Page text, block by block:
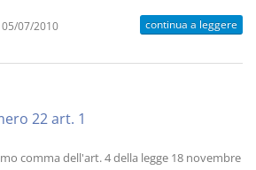
05/07/2010 continua a leggere
22 art. 1
comma dell'art. 4 della legge 18 novembre